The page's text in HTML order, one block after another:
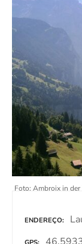
Foto: Ambroix in
ENDEREÇO